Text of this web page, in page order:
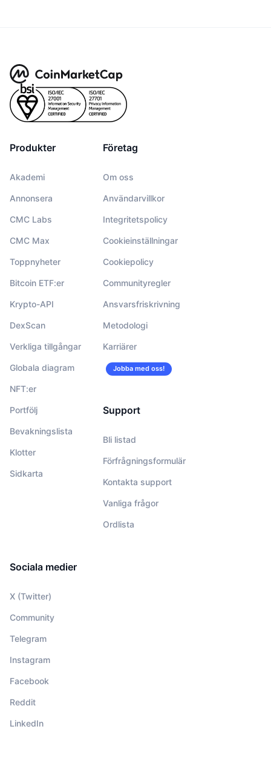
Produkter
Akademi
Annonsera
CMC Labs
CMC Max
Toppnyheter
Bitcoin ETF:er
Krypto-API
DexScan
Verkliga tillgångar
Globala diagram
NFT:er
Portfölj
Bevakningslista
Klotter
Sidkarta
Företag
Om oss
Användarvillkor
Integritetspolicy
Cookieinställningar
Cookiepolicy
Communityregler
Ansvarsfriskrivning
Metodologi
Karriärer
Jobba med oss!
Support
Bli listad
Förfrågningsformulär
Kontakta support
Vanliga frågor
Ordlista
Sociala medier
X (Twitter)
Community
Telegram
Instagram
Facebook
Reddit
LinkedIn